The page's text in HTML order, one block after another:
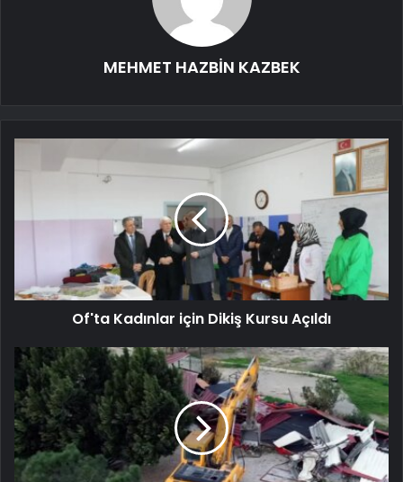
MEHMET HAZBİN KAZBEK
Of'ta Kadınlar için Dikiş Kursu Açıldı